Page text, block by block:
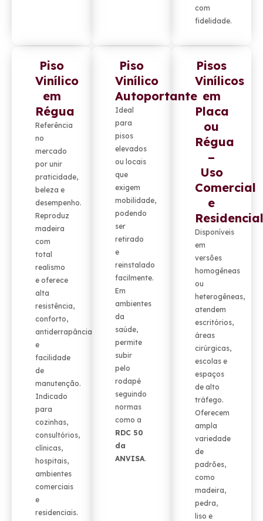
com
fidelidade.
Piso
Vinílico
em
Régua
Referência
no
mercado
por unir
praticidade,
beleza e
desempenho.
Reproduz
madeira
com
total
realismo
e oferece
alta
resistência,
conforto,
antiderrapância
e
facilidade
de
manutenção.
Indicado
para
cozinhas,
consultórios,
clínicas,
hospitais,
ambientes
comerciais
e
residenciais.
Piso
Vinílico
Autoportante
Ideal
para
pisos
elevados
ou locais
que
exigem
mobilidade,
podendo
ser
retirado
e
reinstalado
facilmente.
Em
ambientes
da
saúde,
permite
subir
pelo
rodapé
seguindo
normas
como a
RDC 50
da
ANVISA.
Pisos
Vinílicos
em
Placa
ou
Régua
–
Uso
Comercial
e
Residencial
Disponíveis
em
versões
homogêneas
ou
heterogêneas,
atendem
escritórios,
áreas
cirúrgicas,
escolas e
espaços
de alto
tráfego.
Oferecem
ampla
variedade
de
padrões,
como
madeira,
pedra,
liso e